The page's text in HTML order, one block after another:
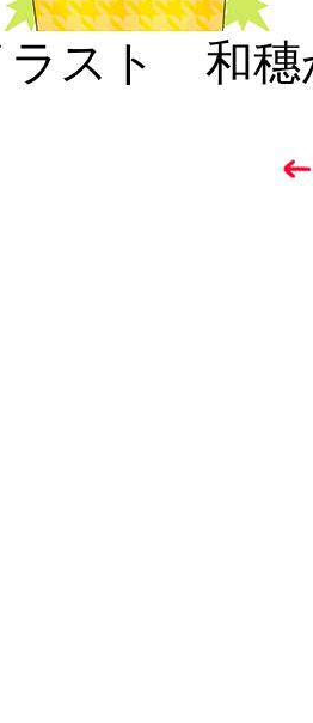
ラスト 和